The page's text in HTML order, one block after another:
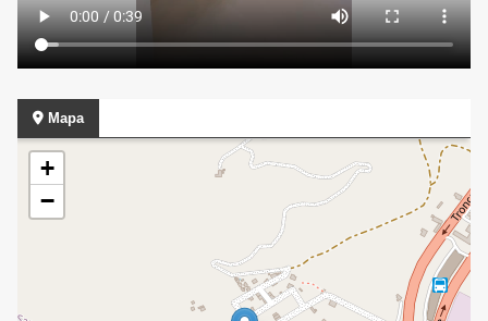
Mapa
+
−